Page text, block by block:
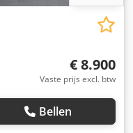
€ 8.900
Vaste prijs excl. btw
Bellen